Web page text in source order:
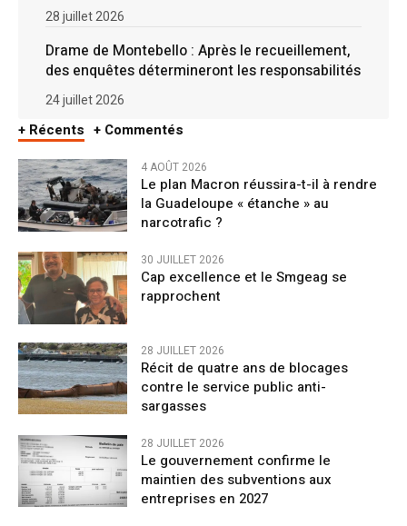
28 juillet 2026
Drame de Montebello : Après le recueillement,
des enquêtes détermineront les responsabilités
24 juillet 2026
+ Récents + Commentés
4 AOÛT 2026
Le plan Macron réussira-t-il à rendre
la Guadeloupe « étanche » au
narcotrafic ?
30 JUILLET 2026
Cap excellence et le Smgeag se
rapprochent
28 JUILLET 2026
Récit de quatre ans de blocages
contre le service public anti-
sargasses
28 JUILLET 2026
Le gouvernement confirme le
maintien des subventions aux
entreprises en 2027